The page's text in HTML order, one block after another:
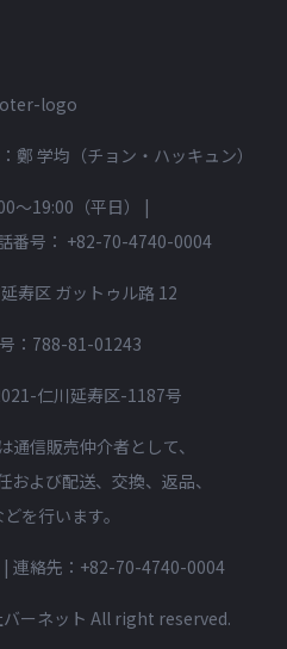
鄭 学均（チョン・ハッキュン）
〜19:00（平日）
|
番号： +82-70-4740-0004
寿区 ガットゥル路 12
：788-81-01243
仁川延寿区-1187号
通信販売仲介者として、
および配送、交換、返品、
を行います。
連絡先： +82-70-4740-0004
ーネット All right reserved.